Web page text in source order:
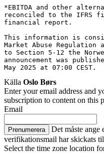
*EBITDA and other
reconciled to the IFRS
financial report.
This information is
Market Abuse
to Section 5-12 the
announcement was
May 2025 at 07:00 CEST.
Källa Oslo Børs
Enter your email address and
subscription to content on this
Email
Prenumerera Det måste ange
verifikationsmail har skickats
Select the time zone location